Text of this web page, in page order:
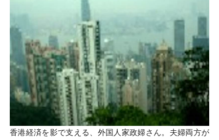
香港経済を影で支える、外国人家政婦さん。夫婦両方が